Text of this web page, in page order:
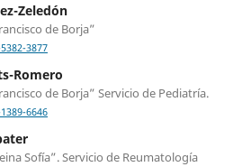
Zeledón
de Borja”
3877
Romero
de Borja” Servicio de Pediatría.
6646
Sofía”. Servicio de Reumatología